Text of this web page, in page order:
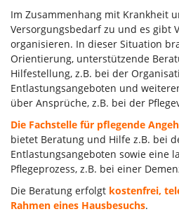
Im Zusammenhang mit Krankheit
Versorgungsbedarf zu und es gibt
organisieren. In dieser Situation
Orientierung, unterstützende
Hilfestellung, z.B. bei der
Entlastungsangeboten und
über Ansprüche, z.B. bei der
Die Fachstelle für pflegende
bietet Beratung und Hilfe z.B. bei
Entlastungsangeboten sowie eine
Pflegeprozess, z.B. bei einer
Die Beratung erfolgt kostenfrei,
Rahmen eines Hausbesuchs.